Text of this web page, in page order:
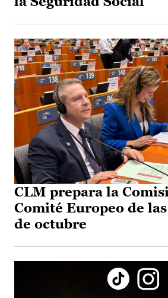
CLM prepara la
Comité Europeo de
de octubre